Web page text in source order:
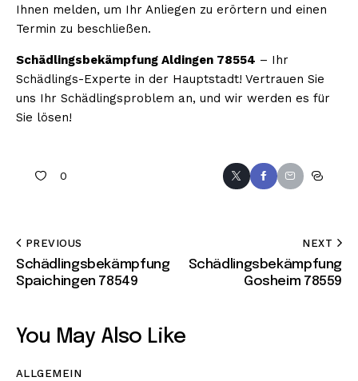
Ihnen melden, um Ihr Anliegen zu erörtern und einen
Termin zu beschließen.
Schädlingsbekämpfung Aldingen 78554 – Ihr
Schädlings-Experte in der Hauptstadt! Vertrauen Sie
uns Ihr Schädlingsproblem an, und wir werden es für
Sie lösen!
0
PREVIOUS
Schädlingsbekämpfung
Spaichingen 78549
NEXT
Schädlingsbekämpfung
Gosheim 78559
You May Also Like
ALLGEMEIN